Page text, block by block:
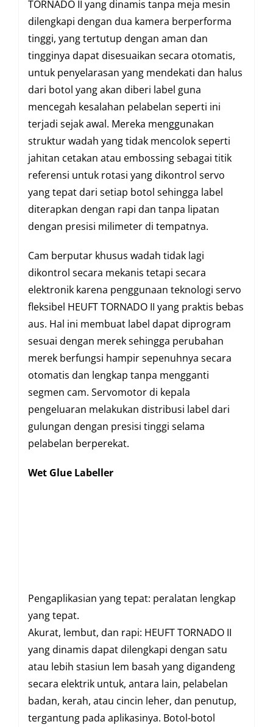
TORNADO II yang dinamis tanpa meja mesin
dilengkapi dengan dua kamera berperforma
tinggi, yang tertutup dengan aman dan
tingginya dapat disesuaikan secara otomatis,
untuk penyelarasan yang mendekati dan halus
dari botol yang akan diberi label guna
mencegah kesalahan pelabelan seperti ini
terjadi sejak awal. Mereka menggunakan
struktur wadah yang tidak mencolok seperti
jahitan cetakan atau embossing sebagai titik
referensi untuk rotasi yang dikontrol servo
yang tepat dari setiap botol sehingga label
diterapkan dengan rapi dan tanpa lipatan
dengan presisi milimeter di tempatnya.
Cam berputar khusus wadah tidak lagi
dikontrol secara mekanis tetapi secara
elektronik karena penggunaan teknologi servo
fleksibel HEUFT TORNADO II yang praktis bebas
aus. Hal ini membuat label dapat diprogram
sesuai dengan merek sehingga perubahan
merek berfungsi hampir sepenuhnya secara
otomatis dan lengkap tanpa mengganti
segmen cam. Servomotor di kepala
pengeluaran melakukan distribusi label dari
gulungan dengan presisi tinggi selama
pelabelan berperekat.
Wet Glue Labeller
Pengaplikasian yang tepat: peralatan lengkap
yang tepat.
Akurat, lembut, dan rapi: HEUFT TORNADO II
yang dinamis dapat dilengkapi dengan satu
atau lebih stasiun lem basah yang digandeng
secara elektrik untuk, antara lain, pelabelan
badan, kerah, atau cincin leher, dan penutup,
tergantung pada aplikasinya. Botol-botol